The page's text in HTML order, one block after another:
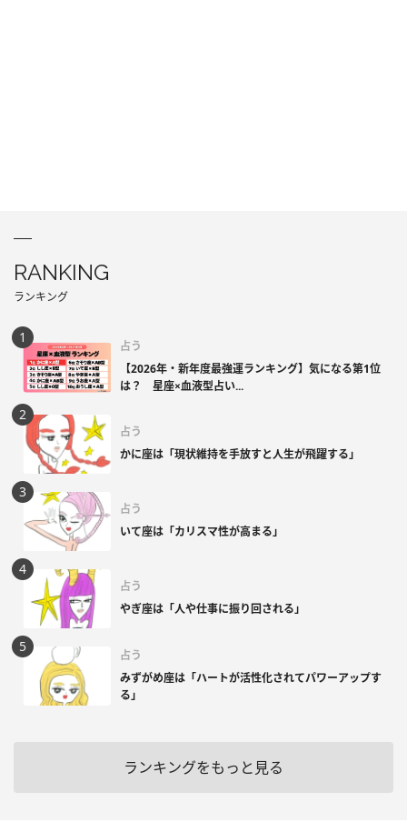
RANKING
ランキング
占う
【2026年・新年度最強運ランキング】気になる第1位
は？ 星座×血液型占い...
占う
かに座は「現状維持を手放すと人生が飛躍する」
占う
いて座は「カリスマ性が高まる」
占う
やぎ座は「人や仕事に振り回される」
占う
みずがめ座は「ハートが活性化されてパワーアップす
る」
ランキングをもっと見る